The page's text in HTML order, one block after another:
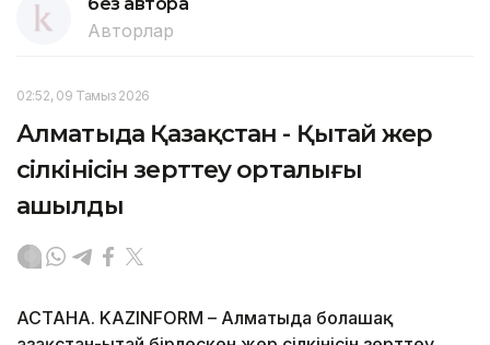
Авторлар
02:52, 09 Тамыз 2026
Алматыда Қазақстан - Қытай жер
сілкінісін зерттеу орталығы
ашылды
АСТАНА. KAZINFORM – Алматыда болашақ